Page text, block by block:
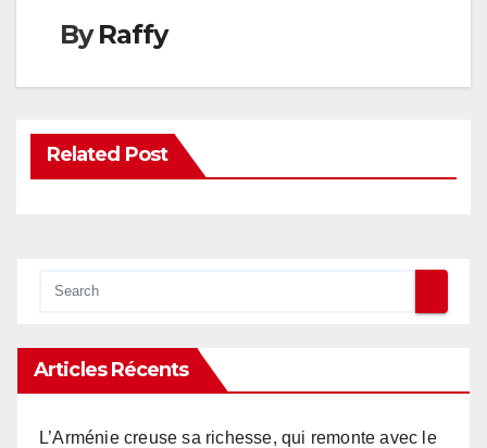
ByRaffy
Related Post
Articles Récents
L’Arménie creuse sa richesse, qui remonte avec le